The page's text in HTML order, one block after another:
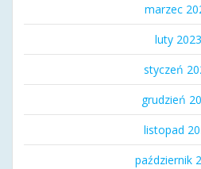
marzec
luty 2023
styczeń
grudzień
listopad
październik